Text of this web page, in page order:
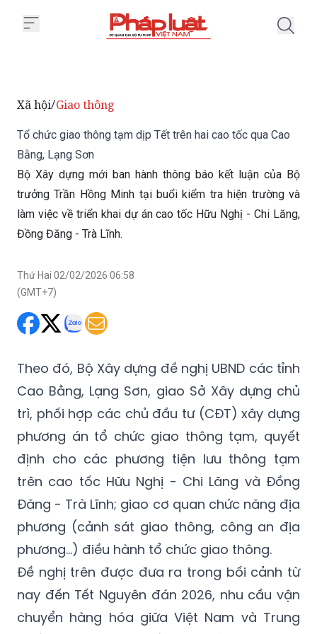
Xã hội /Giao thông
Tổ chức giao thông tạm dịp Tết trên hai cao tốc qua Cao
Bằng, Lạng Sơn
Bộ Xây dựng mới ban hành thông báo kết luận của Bộ
trưởng Trần Hồng Minh tại buổi kiểm tra hiện trường và
Đồng Đăng - Trà Lĩnh.
Thứ Hai 02/02/2026 06:58
Theo đó, Bộ Xây dựng đề nghị UBND các tỉnh
Cao Bằng, Lạng Sơn, giao Sở Xây dựng chủ
trì, phối hợp các chủ đầu tư (CĐT) xây dựng
phương án tổ chức giao thông tạm, quyết
định cho các phương tiện lưu thông tạm
trên cao tốc Hữu Nghị - Chi Lăng và Đồng
Đăng - Trà Lĩnh; giao cơ quan chức năng địa
phương (cảnh sát giao thông, công an địa
phương…) điều hành tổ chức giao thông.
Đề nghị trên được đưa ra trong bối cảnh từ